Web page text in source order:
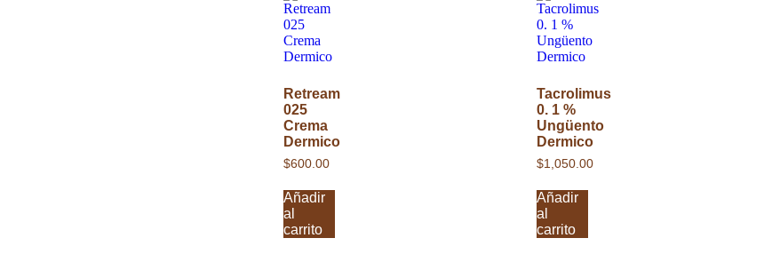
Retream
025
Crema
Dermico
$600.00
Añadir
al
carrito
Tacrolimus
0. 1 %
Ungüento
Dermico
$1,050.00
Añadir
al
carrito